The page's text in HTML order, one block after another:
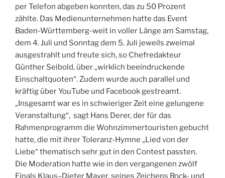
per Telefon abgeben konnten, das zu 50 Prozent
zählte. Das Medienunternehmen hatte das Event
Baden-Württemberg-weit in voller Länge am Samstag,
dem 4. Juli und Sonntag dem 5. Juli jeweils zweimal
ausgestrahlt und freute sich, so Chefredakteur
Günther Seibold, über „wirklich beeindruckende
Einschaltquoten“. Zudem wurde auch parallel und
kräftig über YouTube und Facebook gestreamt.
„Insgesamt war es in schwieriger Zeit eine gelungene
Veranstaltung“, sagt Hans Derer, der für das
Rahmenprogramm die Wohnzimmertouristen gebucht
hatte, die mit ihrer Toleranz-Hymne „Lied von der
Liebe“ thematisch sehr gut in den Contest passten.
Die Moderation hatte wie in den vergangenen zwölf
Finals Klaus–Dieter Mayer, seines Zeichens Rock- und